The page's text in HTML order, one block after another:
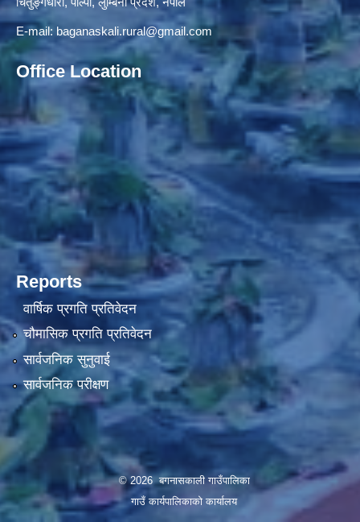
E-mail: baganaskali.rural@gmail.com
Office Location
Reports
वार्षिक प्रगति प्रतिवेदन
चौमासिक प्रगति प्रतिवेदन
सार्वजनिक सुनुवाई
सार्वजनिक परीक्षण
© 2026 बगनासकाली गाउँपालिका
गाउँ कार्यपालिकाको कार्यालय